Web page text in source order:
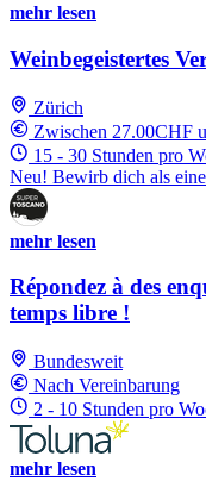
mehr lesen
Weinbegeistertes
Zürich
Zwischen 27.00CHF
15 - 30 Stunden pro
Neu! Bewirb dich als
mehr lesen
Répondez à des
temps libre !
Bundesweit
Nach Vereinbarung
2 - 10 Stunden pro
mehr lesen